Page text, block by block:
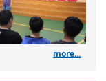
more...